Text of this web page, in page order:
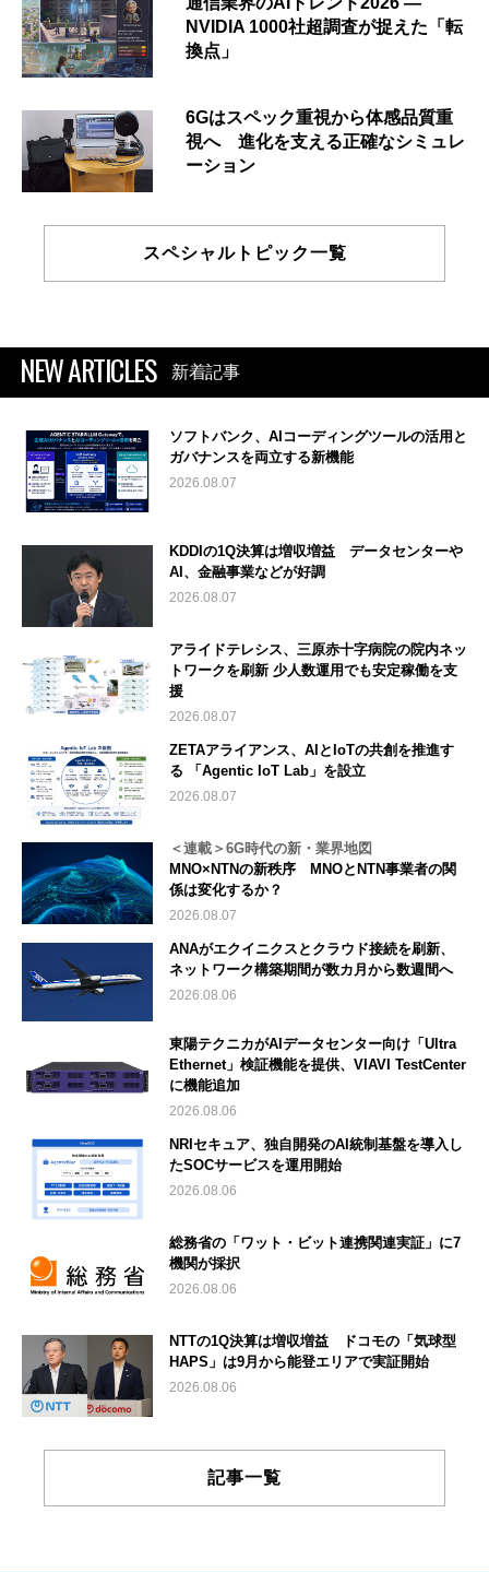
NVIDIA 1000社超調査が捉えた「転
換点」
6Gはスペック重視から体感品質重
視へ 進化を支える正確なシミュレ
ーション
スペシャルトピック一覧
NEW ARTICLES 新着記事
ソフトバンク、AIコーディングツールの活用と
ガバナンスを両立する新機能
2026.08.07
KDDIの1Q決算は増収増益 データセンターや
AI、金融事業などが好調
2026.08.07
アライドテレシス、三原赤十字病院の院内ネッ
トワークを刷新 少人数運用でも安定稼働を支
援
2026.08.07
ZETAアライアンス、AIとIoTの共創を推進す
る 「Agentic IoT Lab」を設立
2026.08.07
＜連載＞6G時代の新・業界地図
MNO×NTNの新秩序 MNOとNTN事業者の関
係は変化するか？
2026.08.07
ANAがエクイニクスとクラウド接続を刷新、
ネットワーク構築期間が数カ月から数週間へ
2026.08.06
東陽テクニカがAIデータセンター向け「Ultra
Ethernet」検証機能を提供、VIAVI TestCenter
に機能追加
2026.08.06
NRIセキュア、独自開発のAI統制基盤を導入し
たSOCサービスを運用開始
2026.08.06
総務省の「ワット・ビット連携関連実証」に7
機関が採択
2026.08.06
NTTの1Q決算は増収増益 ドコモの「気球型
HAPS」は9月から能登エリアで実証開始
2026.08.06
記事一覧